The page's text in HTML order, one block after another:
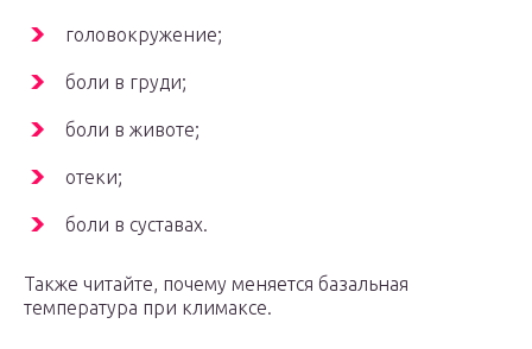
головокружение;
боли в груди;
боли в животе;
отеки;
боли в суставах.
Также читайте, почему меняется базальная
температура при климаксе.